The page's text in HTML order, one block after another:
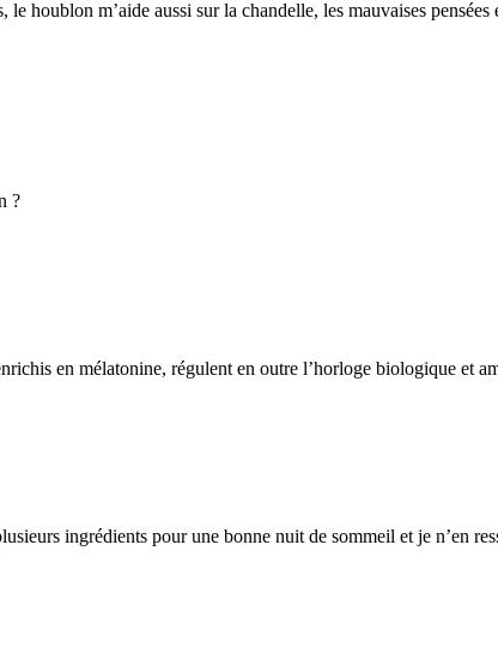
houblon m’aide aussi sur la chandelle, les mauvaises
?
en mélatonine, régulent en outre l’horloge biologique et
ingrédients pour une bonne nuit de sommeil et je n’en